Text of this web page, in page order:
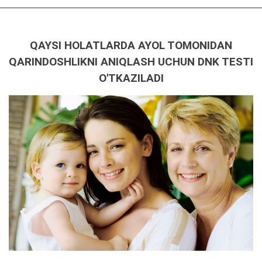
QAYSI HOLATLARDA AYOL TOMONIDAN
QARINDOSHLIKNI ANIQLASH UCHUN DNK TESTI
O'TKAZILADI